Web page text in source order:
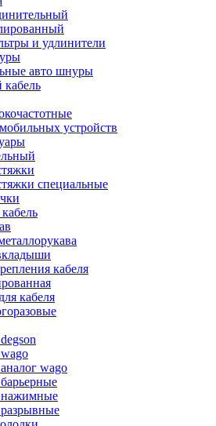
и удлинители
авто шнуры
устройств
специальные
кабеля
кабеля
wago